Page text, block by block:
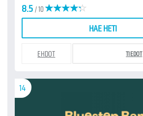
8.5/ 10
HAE HETI
EHDOT TIEDOT
14